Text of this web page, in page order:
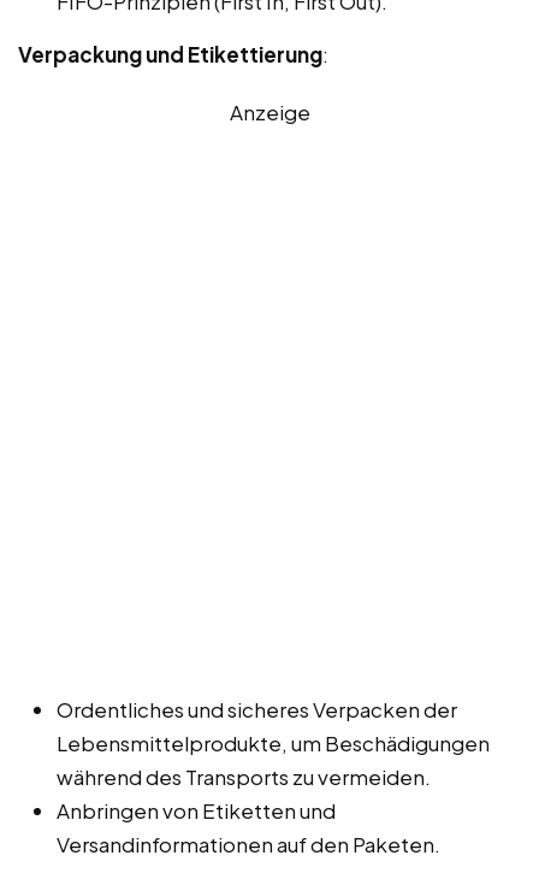
Verpackung und Etikettierung:
Anzeige
Ordentliches und sicheres Verpacken der
Lebensmittelprodukte, um Beschädigungen
während des Transports zu vermeiden.
Anbringen von Etiketten und
Versandinformationen auf den Paketen.